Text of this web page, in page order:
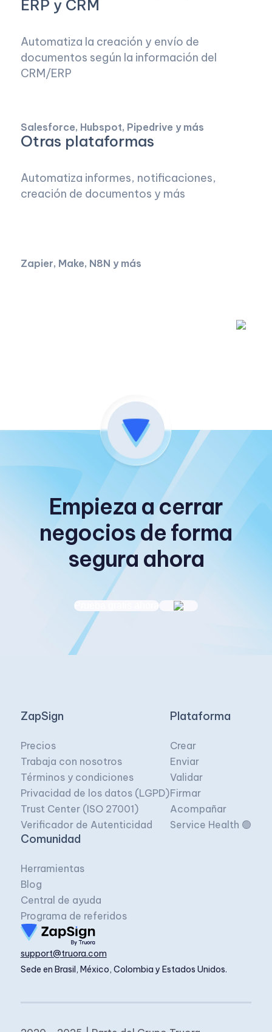
ERP y CRM
Automatiza la creación y envío de
documentos según la información del
CRM/ERP
Salesforce, Hubspot, Pipedrive y más
Otras plataformas
Automatiza informes, notificaciones,
creación de documentos y más
Zapier, Make, N8N y más
Empieza a cerrar
negocios de forma
segura ahora
Prueba gratis ahora
support@truora.com
Sede en Brasil, México, Colombia y Estados Unidos.
ZapSign
Precios
Trabaja con nosotros
Términos y condiciones
Privacidad de los datos (LGPD)
Trust Center (ISO 27001)
Verificador de Autenticidad
Plataforma
Crear
Enviar
Validar
Firmar
Acompañar
Service Health 🟢
Comunidad
Herramientas
Blog
Central de ayuda
Programa de referidos